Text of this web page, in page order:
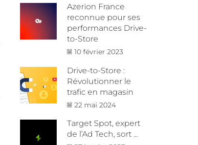
Azerion France
reconnue pour ses
performances Drive-
to-Store
10 février 2023
Drive-to-Store :
Révolutionner le
trafic en magasin
22 mai 2024
Target Spot, expert
de l’Ad Tech, sort ...